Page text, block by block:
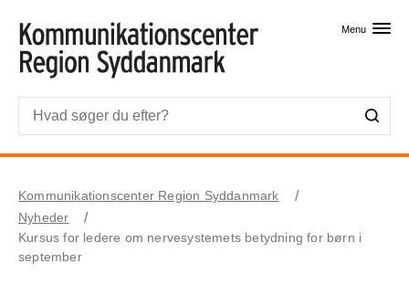
Menu
Kommunikationscenter Region Syddanmark
Nyheder
Kursus for ledere om nervesystemets betydning for børn i
september